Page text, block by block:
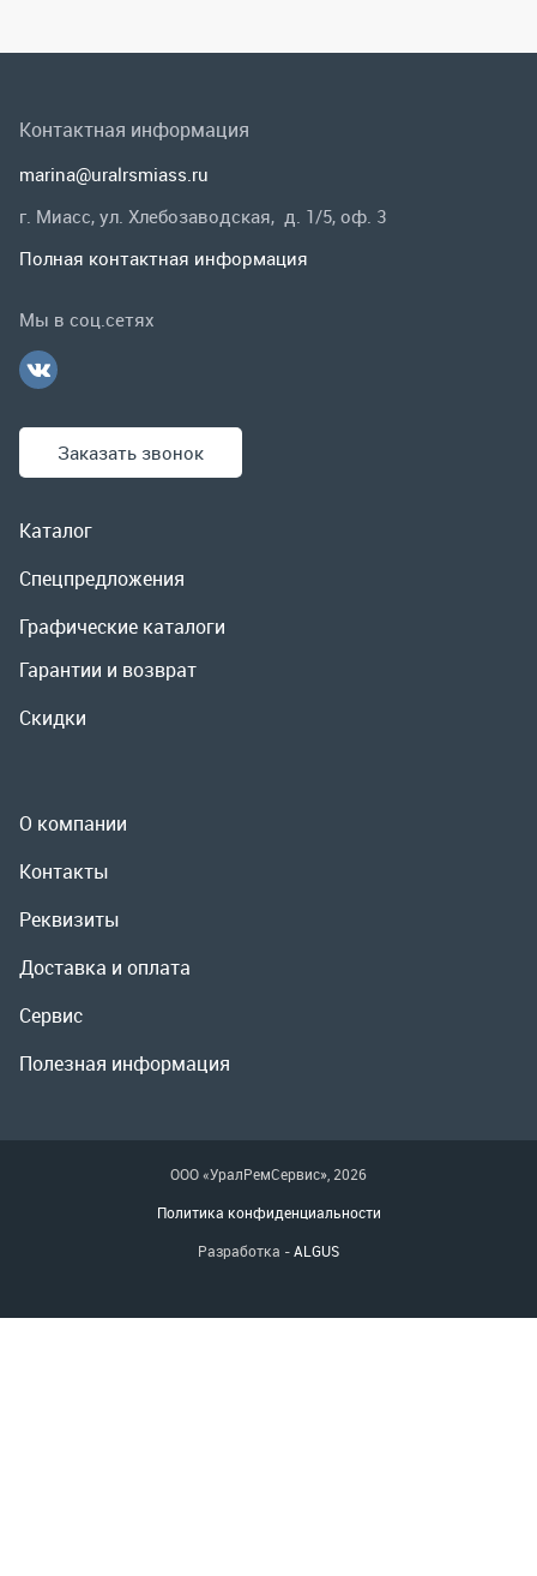
Спецпредложения
Гарантии и возврат
Полезная информация
Заказать звонок